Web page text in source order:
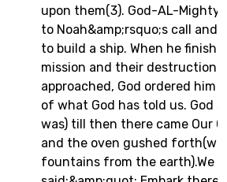
upon them(3). God-AL-
to Noah&amp;rsquo;s call and
to build a ship. When he
mission and their destruction
approached, God ordered him
of what God has told us. God
was) till then there came Our
and the oven gushed
fountains from the earth).We